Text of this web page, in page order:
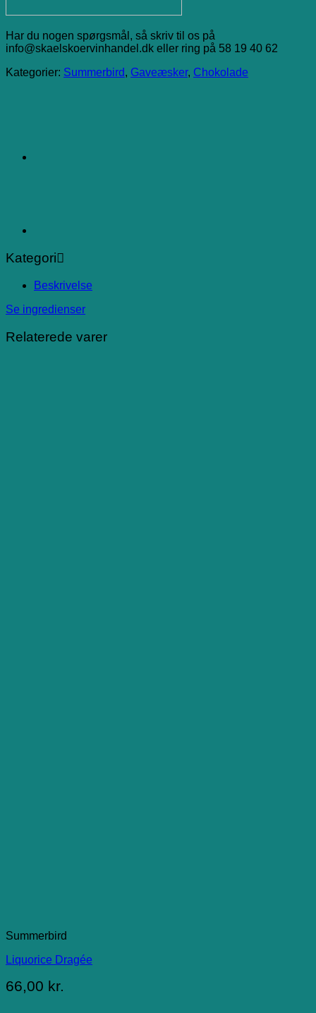
Har du nogen spørgsmål, så skriv til os på
info@skaelskoervinhandel.dk eller ring på 58 19 40 62
Kategorier: Summerbird, Gaveæsker, Chokolade
Kategori
Beskrivelse
Se ingredienser
Relaterede varer
Summerbird
Liquorice Dragée
66,00 kr.